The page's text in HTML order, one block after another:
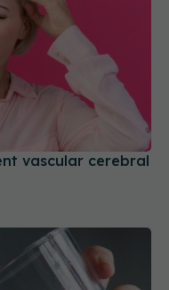
vascular cerebral